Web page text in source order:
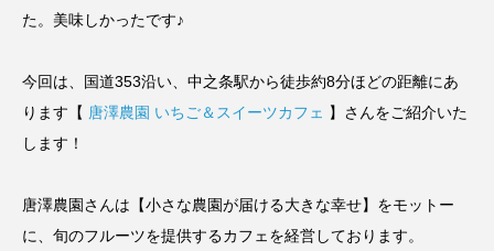
た。美味しかったです♪
今回は、国道353沿い、中之条駅から徒歩約8分ほどの距離にあ
ります【 唐澤農園 いちご＆スイーツカフェ 】さんをご紹介いた
します！
唐澤農園さんは【小さな農園が届ける大きな幸せ】をモットー
に、旬のフルーツを提供するカフェを経営しております。